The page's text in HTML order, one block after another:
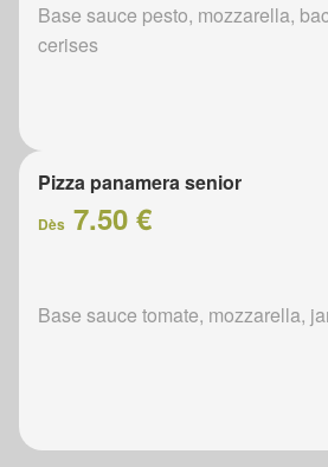
Base sauce pesto, mozzarella,
cerises
Pizza panamera senior
Dès 7.50 €
Base sauce tomate, mozzarella,